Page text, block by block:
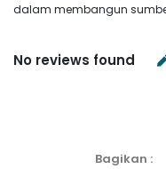
dalam membangun
No reviews found
Bagikan :